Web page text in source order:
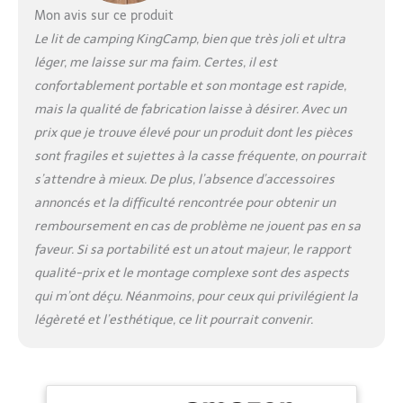
plein air, ou comme un
bon repos meubles à la
maison Confortables: la
surface du coussin est
fabriqué en 100%
polyester, ce qui est
confortable, respirant et
indéchirable. La surface
(190x64 cm) est assez
grand pour les adultes
Mon avis sur ce produit
Le lit de camping KingCamp, bien que très joli et ultra
léger, me laisse sur ma faim. Certes, il est
confortablement portable et son montage est rapide,
mais la qualité de fabrication laisse à désirer. Avec un
prix que je trouve élevé pour un produit dont les pièces
sont fragiles et sujettes à la casse fréquente, on pourrait
s’attendre à mieux. De plus, l’absence d’accessoires
annoncés et la difficulté rencontrée pour obtenir un
remboursement en cas de problème ne jouent pas en sa
faveur. Si sa portabilité est un atout majeur, le rapport
qualité-prix et le montage complexe sont des aspects
qui m’ont déçu. Néanmoins, pour ceux qui privilégient la
légèreté et l’esthétique, ce lit pourrait convenir.